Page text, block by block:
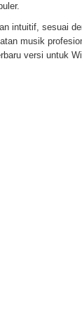
intuitif, sesuai
musik
versi untuk